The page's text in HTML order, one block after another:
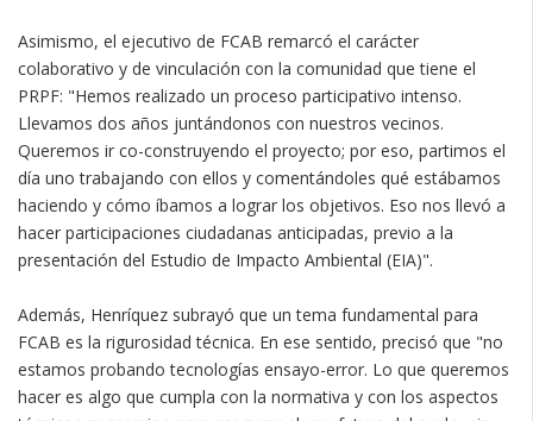
Asimismo, el ejecutivo de FCAB remarcó el carácter
colaborativo y de vinculación con la comunidad que tiene el
PRPF: "Hemos realizado un proceso participativo intenso.
Llevamos dos años juntándonos con nuestros vecinos.
Queremos ir co-construyendo el proyecto; por eso, partimos el
día uno trabajando con ellos y comentándoles qué estábamos
haciendo y cómo íbamos a lograr los objetivos. Eso nos llevó a
hacer participaciones ciudadanas anticipadas, previo a la
presentación del Estudio de Impacto Ambiental (EIA)".
Además, Henríquez subrayó que un tema fundamental para
FCAB es la rigurosidad técnica. En ese sentido, precisó que "no
estamos probando tecnologías ensayo-error. Lo que queremos
hacer es algo que cumpla con la normativa y con los aspectos